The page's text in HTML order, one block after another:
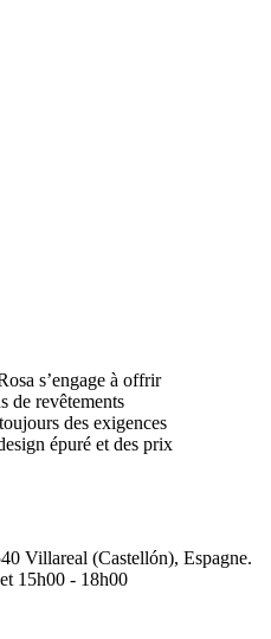
s’engage à offrir
de revêtements
des exigences
épuré et des prix
Villareal (Castellón), Espagne.
15h00 - 18h00